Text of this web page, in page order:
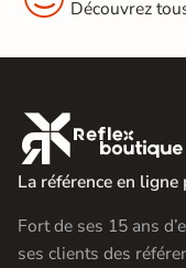
Découvrez

La référence en
Fort de ses 15 ans
ses clients des